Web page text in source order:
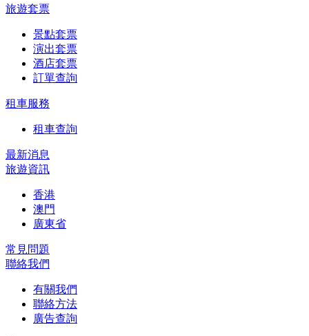
旅遊套票
景點套票
演出套票
酒店套票
訂單查詢
租車服務
租車查詢
最新消息
旅遊資訊
香港
澳門
廣東省
常見問題
聯絡我們
有關我們
聯絡方法
廣告查詢